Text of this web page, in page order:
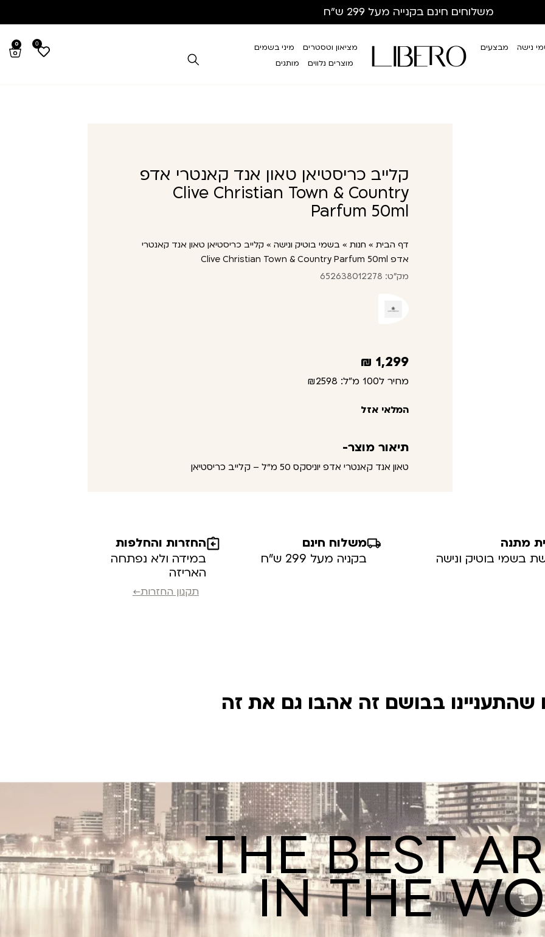
משלוחים חינם בקנייה מעל 299 ש”ח
נישה מבצעים מציאון וטסטרים
מיני בשמים
מוצרים נלווים
מותגים
0
0
קלייב כריסטיאן טאון אנד קאנטרי אדפ
Clive Christian Town & Country
Parfum 50ml
דף הבית » חנות » בשמי בוטיק ונישה » קלייב כריסטיאן טאון אנד קאנטרי
אדפ Clive Christian Town & Country Parfum 50ml
מק"ט: 652638012278
1,299
₪
מחיר ל100 מ"ל: ₪2598
המלאי אזל
תיאור מוצר-
טאון אנד קאנטרי אדפ יוניסקס 50 מ"ל – קלייב כריסטיאן
מתנה
בשמי בוטיק ונישה
משלוח חינם
בקניה מעל 299 ש”ח
החזרות והחלפות
במידה ולא נפתחה
האריזה
תקנון החזרות←
שהתעניינו בבושם זה אהבו גם את זה
THE BEST
IN THE